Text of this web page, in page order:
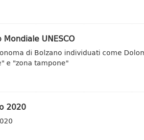
UNESCO
di Bolzano individuati come
e "zona tampone"
2020